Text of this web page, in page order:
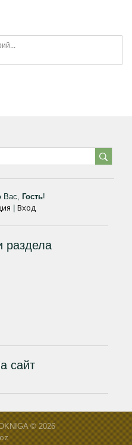
Вас, Гость!
Вход
раздела
сайт
© 2026